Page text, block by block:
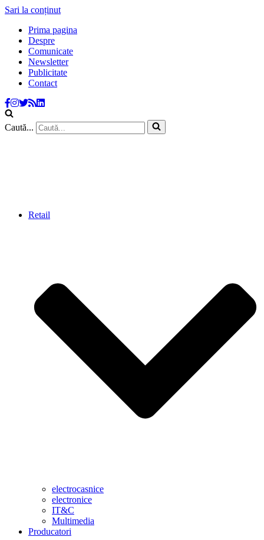
Sari la conținut
Prima pagina
Despre
Comunicate
Newsletter
Publicitate
Contact
Caută...
Retail
electrocasnice
electronice
IT&C
Multimedia
Producatori